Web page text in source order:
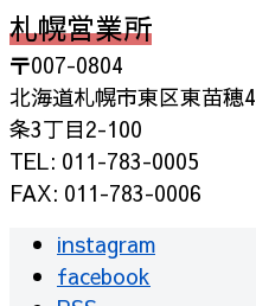
札幌営業所
〒007-0804
北海道札幌市東区東苗穂4
条3丁目2-100
TEL: 011-783-0005
FAX: 011-783-0006
instagram
facebook